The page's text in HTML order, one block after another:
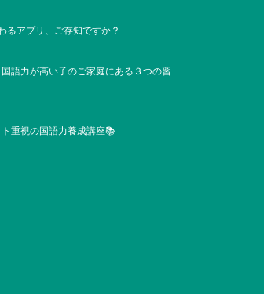
るアプリ、ご存知ですか？
語力が高い子のご家庭にある３つの習
ト重視の国語力養成講座📚